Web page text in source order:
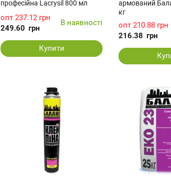
професійна Lacrysil 800 мл
опт 237.12 грн
249.60 грн
В наявності
Купити
армований
кг
опт210.88 грн
216.38 грн